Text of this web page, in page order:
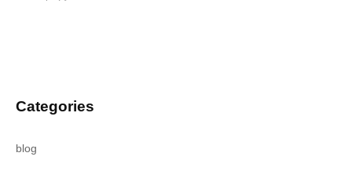
Categories
blog